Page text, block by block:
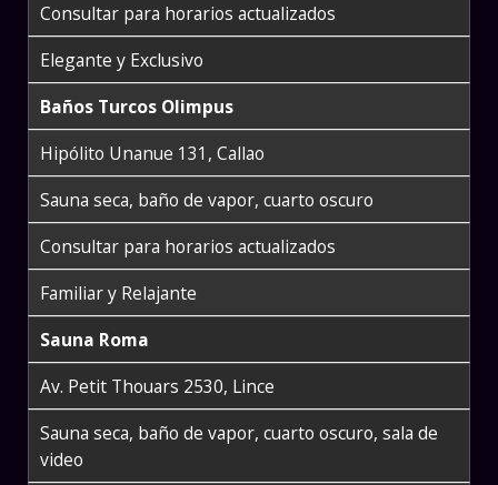
Consultar para horarios actualizados
Elegante y Exclusivo
Baños Turcos Olimpus
Hipólito Unanue 131, Callao
Sauna seca, baño de vapor, cuarto oscuro
Consultar para horarios actualizados
Familiar y Relajante
Sauna Roma
Av. Petit Thouars 2530, Lince
Sauna seca, baño de vapor, cuarto oscuro, sala de
video